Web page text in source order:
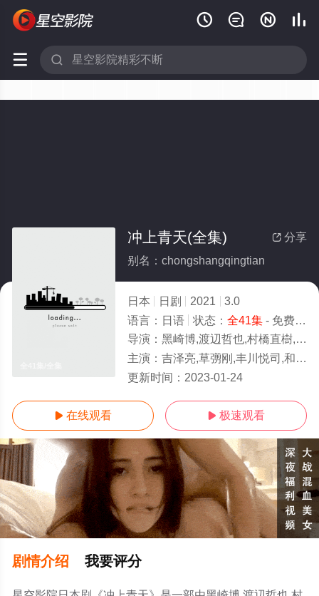
   
 
 分享
冲上青天(全集)
别名：chongshangqingtian
日本 日剧 2021
3.0
语言： 日语 状态： 全41集- 免费在线观看
导演： 黑崎博,渡辺哲也,村橋直樹,田中健二
主演： 吉泽亮,草彅刚,丰川悦司,和久井映见,小林薰,桥本爱,玉木宏,村川绘梨,藤野凉子,高良健吾,成海璃子,田边诚一
更新时间： 2023-01-24
 在线观看  极速观看
剧情介绍 我要评分